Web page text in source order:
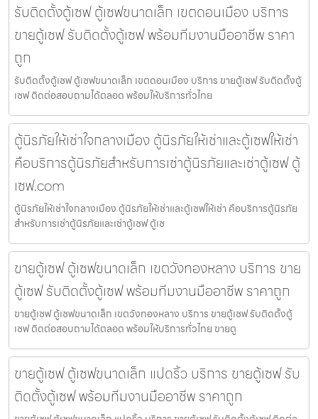
รับติดตั้งตู้เซฟ ตู้เซฟขนาดเล็ก เขตดอนเมือง บริการ
ขายตู้เซฟ รับติดตั้งตู้เซฟ พร้อมทีมงานมืออาชีพ ราคา
ถูก
รับติดตั้งตู้เซฟ ตู้เซฟขนาดเล็ก เขตดอนเมือง บริการ ขายตู้เซฟ รับติดตั้งตู้
เซฟ ติดต่อสอบถามได้ตลอด พร้อมให้บริการทั่วไทย
ตู้นิรภัยให้เช่าใจกลางเมือง ตู้นิรภัยให้เช่าและตู้เซฟให้เช่า
คือบริการตู้นิรภัยสำหรับการเช่าตู้นิรภัยและเช่าตู้เซฟ ตู้
เซฟ.com
ตู้นิรภัยให้เช่าใจกลางเมือง ตู้นิรภัยให้เช่าและตู้เซฟให้เช่า คือบริการตู้นิรภัย
สำหรับการเช่าตู้นิรภัยและเช่าตู้เซฟ ตู้เซ
ขายตู้เซฟ ตู้เซฟขนาดเล็ก เขตวังทองหลาง บริการ ขาย
ตู้เซฟ รับติดตั้งตู้เซฟ พร้อมทีมงานมืออาชีพ ราคาถูก
ขายตู้เซฟ ตู้เซฟขนาดเล็ก เขตวังทองหลาง บริการ ขายตู้เซฟ รับติดตั้งตู้
เซฟ ติดต่อสอบถามได้ตลอด พร้อมให้บริการทั่วไทย ขายตู
ขายตู้เซฟ ตู้เซฟขนาดเล็ก แปดริ้ว บริการ ขายตู้เซฟ รับ
ติดตั้งตู้เซฟ พร้อมทีมงานมืออาชีพ ราคาถูก